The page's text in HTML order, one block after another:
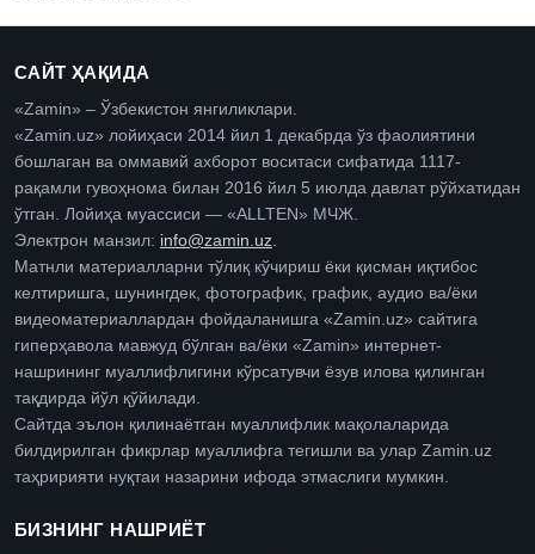
САЙТ ҲАҚИДА
«Zamin» – Ўзбекистон янгиликлари.
«Zamin.uz» лойиҳаси 2014 йил 1 декабрда ўз фаолиятини
бошлаган ва оммавий ахборот воситаси сифатида 1117-
рақамли гувоҳнома билан 2016 йил 5 июлда давлат рўйхатидан
ўтган. Лойиҳа муассиси — «ALLTEN» МЧЖ.
Электрон манзил: info@zamin.uz
Матнли материалларни тўлиқ кўчириш ёки қисман иқтибос
келтиришга, шунингдек, фотографик, график, аудио ва/ёки
видеоматериаллардан фойдаланишга «Zamin.uz» сайтига
гиперҳавола мавжуд бўлган ва/ёки «Zamin» интернет-
нашрининг муаллифлигини кўрсатувчи ёзув илова қилинган
тақдирда йўл қўйилади.
Сайтда эълон қилинаётган муаллифлик мақолаларида
билдирилган фикрлар муаллифга тегишли ва улар Zamin.uz
таҳририяти нуқтаи назарини ифода этмаслиги мумкин.
БИЗНИНГ НАШРИЁТ